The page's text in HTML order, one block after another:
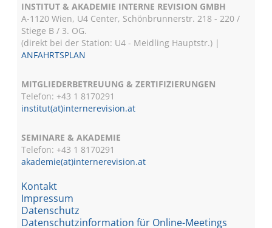
INSTITUT & AKADEMIE INTERNE REVISION GMBH
A-1120 Wien, U4 Center, Schönbrunnerstr. 218 - 220 /
Stiege B / 3. OG.
(direkt bei der Station: U4 - Meidling Hauptstr.) |
ANFAHRTSPLAN
MITGLIEDERBETREUUNG & ZERTIFIZIERUNGEN
Telefon: +43 1 8170291
institut(at)internerevision.at
SEMINARE & AKADEMIE
Telefon: +43 18170291
akademie(at)internerevision.at
Kontakt
Impressum
Datenschutz
Datenschutzinformation für Online-Meetings